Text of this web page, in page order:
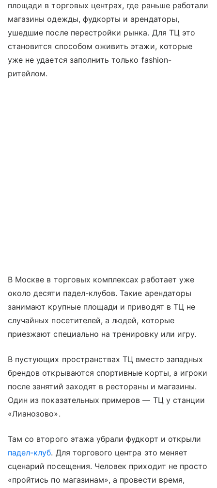
площади в торговых центрах, где раньше работали
магазины одежды, фудкорты и арендаторы,
ушедшие после перестройки рынка. Для ТЦ это
становится способом оживить этажи, которые
уже не удается заполнить только fashion-
ритейлом.
В Москве в торговых комплексах работает уже
около десяти падел-клубов. Такие арендаторы
занимают крупные площади и приводят в ТЦ не
случайных посетителей, а людей, которые
приезжают специально на тренировку или игру.
В пустующих пространствах ТЦ вместо западных
брендов открываются спортивные корты, а игроки
после занятий заходят в рестораны и магазины.
Один из показательных примеров — ТЦ у станции
«Лианозово».
Там со второго этажа убрали фудкорт и открыли
падел-клуб. Для торгового центра это меняет
сценарий посещения. Человек приходит не просто
«пройтись по магазинам», а провести время,